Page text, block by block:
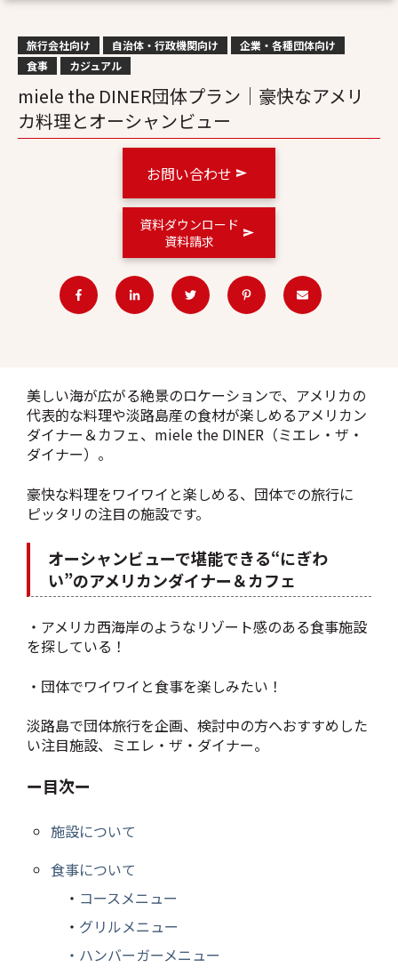
旅行会社向け 自治体・行政機関向け
企業・各種団体向け
食事
カジュアル
miele the DINER団体プラン｜豪快なアメリ
カ料理とオーシャンビュー
お問い合わせ
資料ダウンロード
資料請求
美しい海が広がる絶景のロケーションで、アメリカの
代表的な料理や淡路島産の食材が楽しめるアメリカン
ダイナー＆カフェ、miele the DINER（ミエレ・ザ・
ダイナー）。
豪快な料理をワイワイと楽しめる、団体での旅行に
ピッタリの注目の施設です。
オーシャンビューで堪能できる“にぎわ
い”のアメリカンダイナー＆カフェ
・アメリカ西海岸のようなリゾート感のある食事施設
を探している！
・団体でワイワイと食事を楽しみたい！
淡路島で団体旅行を企画、検討中の方へおすすめした
い注目施設、ミエレ・ザ・ダイナー。
ー目次ー
施設について
食事について
・ コースメニュー
・ グリルメニュー
・ハンバーガーメニュー